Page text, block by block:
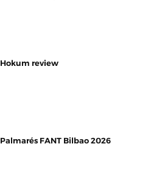
Hokum review
Palmarés FANT Bilbao 2026